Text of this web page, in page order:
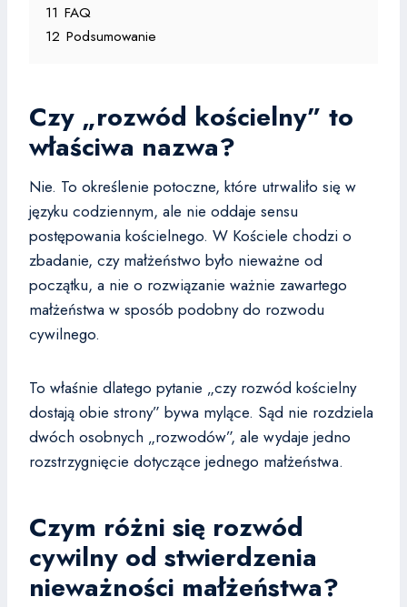
11 FAQ
12 Podsumowanie
Czy „rozwód kościelny” to
właściwa nazwa?
Nie. To określenie potoczne, które utrwaliło się w
języku codziennym, ale nie oddaje sensu
postępowania kościelnego. W Kościele chodzi o
zbadanie, czy małżeństwo było nieważne od
początku, a nie o rozwiązanie ważnie zawartego
małżeństwa w sposób podobny do rozwodu
cywilnego.
To właśnie dlatego pytanie „czy rozwód kościelny
dostają obie strony” bywa mylące. Sąd nie rozdziela
dwóch osobnych „rozwodów”, ale wydaje jedno
rozstrzygnięcie dotyczące jednego małżeństwa.
Czym różni się rozwód
cywilny od stwierdzenia
nieważności małżeństwa?